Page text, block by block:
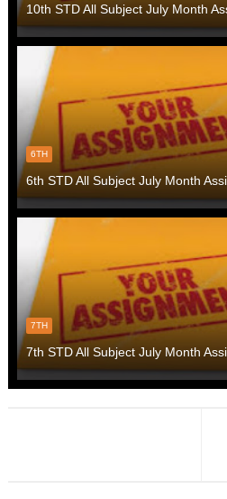
10th STD All Subject July Month
6TH
6th STD All Subject July Month
7TH
7th STD All Subject July Month